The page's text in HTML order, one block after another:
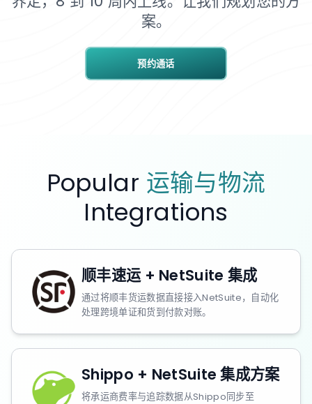
预约通话
案。
Popular 运输与物流
Integrations
顺丰速运 + NetSuite 集成
通过将顺丰货运数据直接接入NetSuite，自动化
处理跨境单证和货到付款对账。
Shippo + NetSuite 集成方案
将承运商费率与追踪数据从Shippo同步至